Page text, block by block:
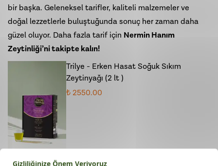
bir başka. Geleneksel tarifler, kaliteli malzemeler ve
doğal lezzetlerle buluştuğunda sonuç her zaman daha
güzel oluyor. Daha fazla tarif için Nermin Hanım
Zeytinliği’ni takipte kalın!
Trilye - Erken Hasat Soğuk Sıkım
Zeytinyağı (2 lt )
₺ 2550.00